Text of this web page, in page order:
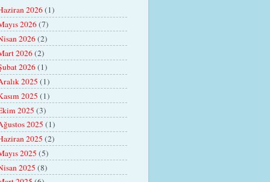
2026(1)
2026(7)
2026(2)
2026(2)
2026(1)
2025 (1)
2025 (1)
2025 (3)
2025 (1)
2025 (2)
2025 (5)
2025 (8)